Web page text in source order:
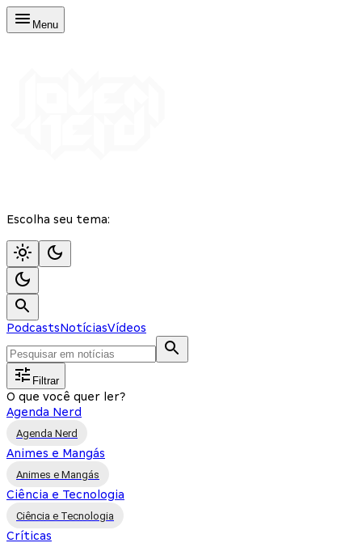
Menu
Escolha seu tema:
PodcastsNotíciasVídeos
Filtrar
O que você quer ler?
Agenda Nerd
Agenda Nerd
Animes e Mangás
Animes e Mangás
Ciência e Tecnologia
Ciência e Tecnologia
Críticas